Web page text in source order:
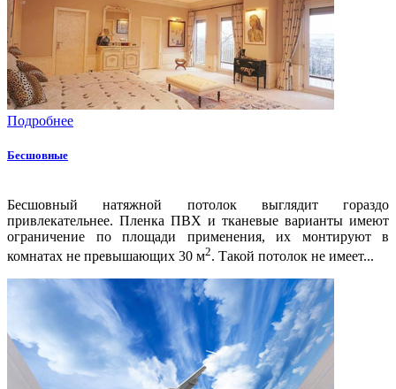
Подробнее
Бесшовные
Бесшовный натяжной потолок выглядит гораздо
привлекательнее. Пленка ПВХ и тканевые варианты имеют
ограничение по площади применения, их монтируют в
комнатах не превышающих 30 м2. Такой потолок не имеет...